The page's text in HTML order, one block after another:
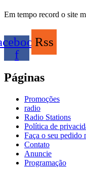
Em tempo record o site
f
Rss
Páginas
Promoções
radio
Radio Stations
Política de
Faça o seu pedido
Contato
Anuncie
Programação